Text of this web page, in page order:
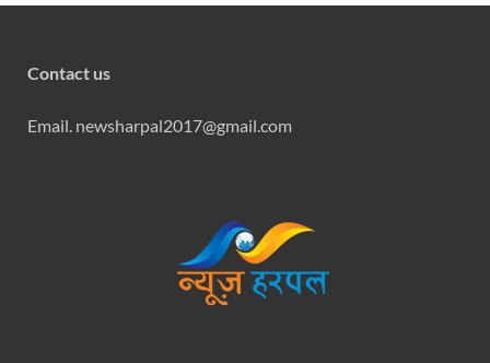
Contact us
Email. newsharpal2017@gmail.com